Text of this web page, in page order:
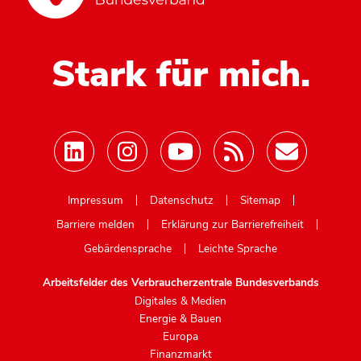
Stark für mich.
Impressum
Datenschutz
Sitemap
Barriere melden
Erklärung zur Barrierefreiheit
Gebärdensprache
Leichte Sprache
Arbeitsfelder des Verbraucherzentrale Bundesverbands
Digitales & Medien
Energie & Bauen
Europa
Finanzmarkt